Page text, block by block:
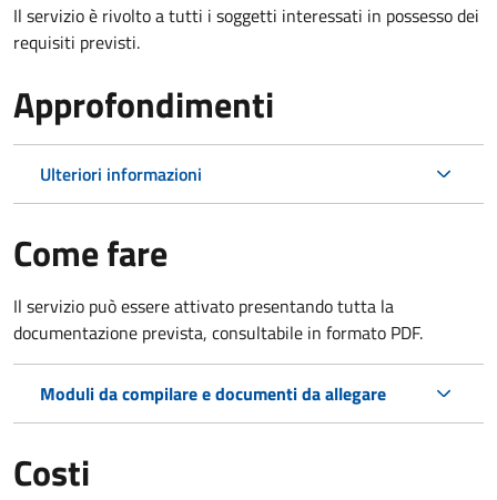
Il servizio è rivolto a tutti i soggetti interessati in possesso dei
requisiti previsti.
Approfondimenti
Ulteriori informazioni
Come fare
Il servizio può essere attivato presentando tutta la
documentazione prevista, consultabile in formato PDF.
Moduli da compilare e documenti da allegare
Costi